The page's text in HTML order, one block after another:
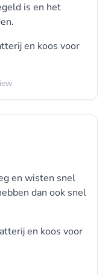
is en het
en koos voor
en wisten snel
dan ook snel
en koos voor